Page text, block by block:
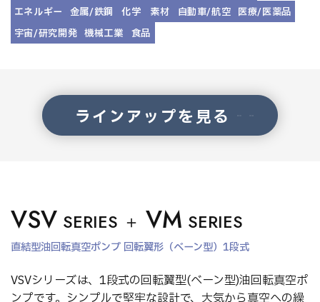
エネルギー 金属/鉄鋼 化学 素材 自動車/航空 医療/医薬品
宇宙/研究開発 機械工業 食品
ラインアップを見る
VSV SERIES ＋ VM SERIES
直結型油回転真空ポンプ 回転翼形（ベーン型）1段式
VSVシリーズは、1段式の回転翼型(ベーン型)油回転真空ポ